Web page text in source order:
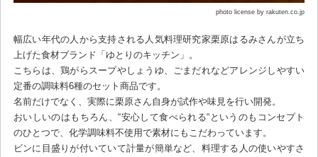
photo license by rakuten.co.jp
幅広い年代の人から支持される人気料理研究家栗原はるみさんが立ち
上げた食材ブランド「ゆとりのキッチン」。
こちらは、鶏がらスープやしょうゆ、ごまだれなどアレンジしやすい
定番の調味料6種のセット商品です。
名前だけでなく、実際に栗原さん自身が試作や味見を行い開発。
おいしいのはもちろん、“安心して食べられる“というのもコンセプト
のひとつで、化学調味料不使用で素材にもこだわっています。
ビンに目盛りが付いていて計量が簡単など、料理する人の使いやすさ